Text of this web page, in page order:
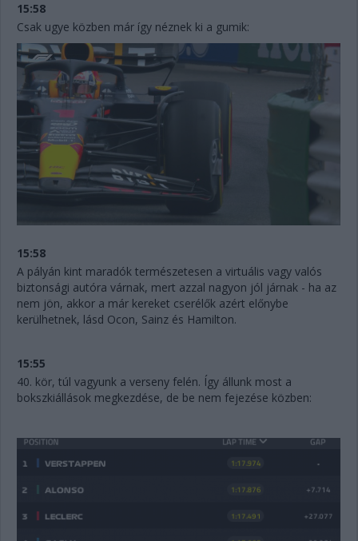
15:58
Csak ugye közben már így néznek ki a gumik:
15:58
A pályán kint maradók természetesen a virtuális vagy valós
biztonsági autóra várnak, mert azzal nagyon jól járnak - ha az
nem jön, akkor a már kereket cserélők azért előnybe
kerülhetnek, lásd Ocon, Sainz és Hamilton.
15:55
40. kör, túl vagyunk a verseny felén. Így állunk most a
bokszkiállások megkezdése, de be nem fejezése közben: